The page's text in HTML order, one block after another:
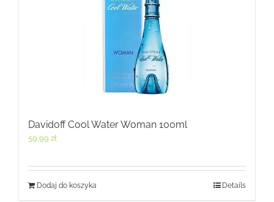
Davidoff Cool Water Woman 100ml
59,99 zł
Dodaj do koszyka Details